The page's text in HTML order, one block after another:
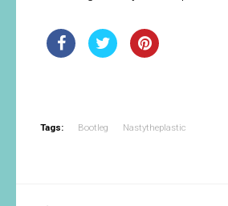
Tags: Bootleg Nastytheplastic